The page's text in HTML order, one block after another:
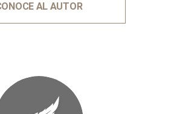
AL AUTOR